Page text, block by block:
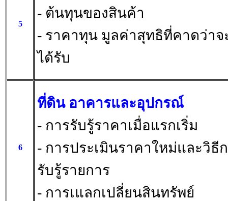
5
- ต้นทุนของสินค้า
- ราคาทุน มูลค่าสุทธิที่คาดว่าจ
ได้รับ
6
ที่ดิน อาคารและอุปกรณ์
- การรับรู้ราคาเมื่อแรกเริ่ม
- การประเมินราคาใหม่และวิธี
รับรู้รายการ
- การเแลกเปลี่ยนสินทรัพย์